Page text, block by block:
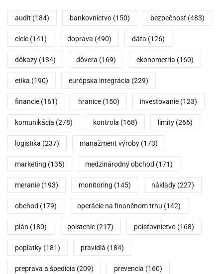
audit (184) bankovníctvo (150) bezpečnosť (483)
ciele (141) doprava (490) dáta (126)
dôkazy (134) dôvera (169) ekonometria (160)
etika (190) európska integrácia (229)
financie (161) hranice (150) investovanie (123)
komunikácia (278) kontrola (168) limity (266)
logistika (237) manažment výroby (173)
marketing (135) medzinárodný obchod (171)
meranie (193) monitoring (145) náklady (227)
obchod (179) operácie na finančnom trhu (142)
plán (180) poistenie (217) poisťovníctvo (168)
poplatky (181) pravidlá (184)
preprava a špedícia (209) prevencia (160)